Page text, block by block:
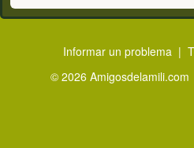
Informar un problema|
© 2026 Amigosdelamili.com